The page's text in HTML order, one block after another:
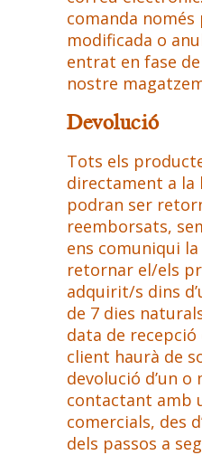
comanda només
modificada o
entrat en fase
nostre
Devolució
Tots els
directament a la
podran ser
reemborsats,
ens comuniqui
retornar el/els
adquirit/s dins
de 7 dies
data de recepció
client haurà de
devolució d’un o
contactant amb
comercials, des
dels passos a